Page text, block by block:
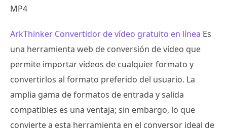
MP4
ArkThinker Convertidor de vídeo gratuito en línea Es
una herramienta web de conversión de vídeo que
permite importar vídeos de cualquier formato y
convertirlos al formato preferido del usuario. La
amplia gama de formatos de entrada y salida
compatibles es una ventaja; sin embargo, lo que
convierte a esta herramienta en el conversor ideal de